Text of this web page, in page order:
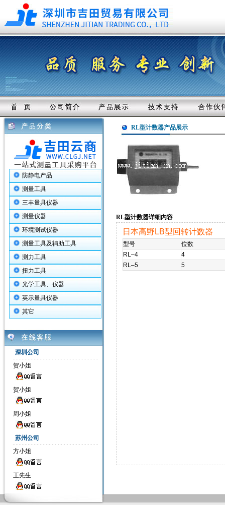
防静电产品
测量工具
三丰量具仪器
测量仪器
环境测试仪器
测量工具及辅助工具
测力工具
扭力工具
光学工具、仪器
英示量具仪器
其它
深圳公司
贺小姐
贺小姐
周小姐
苏州公司
方小姐
王先生
RL型计数器产品展示
RL型计数器详细内容
日本高野LB型回转计数器
型号
位数
RL–4
4
RL–5
5